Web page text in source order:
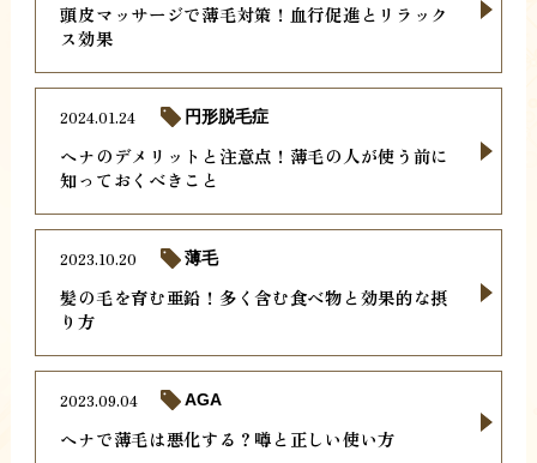
頭皮マッサージで薄毛対策！血行促進とリラック
ス効果
ヘナのデメリットと注意点！薄毛の人が使う前に
知っておくべきこと
2024.01.24 円形脱毛症
髪の毛を育む亜鉛！多く含む食べ物と効果的な摂
り方
2023.10.20 薄毛
ヘナで薄毛は悪化する？噂と正しい使い方
2023.09.04 AGA